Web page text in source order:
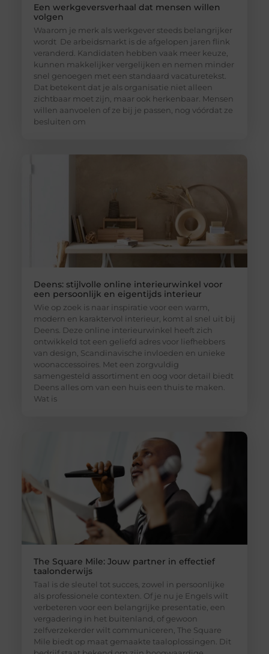
Een werkgeversverhaal dat mensen willen
volgen
Waarom je merk als werkgever steeds belangrijker
wordt De arbeidsmarkt is de afgelopen jaren flink
veranderd. Kandidaten hebben vaak meer keuze,
kunnen makkelijker vergelijken en nemen minder
snel genoegen met een standaard vacaturetekst.
Dat betekent dat je als organisatie niet alleen
zichtbaar moet zijn, maar ook herkenbaar. Mensen
willen aanvoelen of ze bij je passen, nog vóórdat ze
besluiten om
Deens: stijlvolle online interieurwinkel voor
een persoonlijk en eigentijds interieur
Wie op zoek is naar inspiratie voor een warm,
modern en karaktervol interieur, komt al snel uit bij
Deens. Deze online interieurwinkel heeft zich
ontwikkeld tot een geliefd adres voor liefhebbers
van design, Scandinavische invloeden en unieke
woonaccessoires. Met een zorgvuldig
samengesteld assortiment en oog voor detail biedt
Deens alles om van een huis een thuis te maken.
Wat is
The Square Mile: Jouw partner in effectief
taalonderwijs
Taal is de sleutel tot succes, zowel in persoonlijke
als professionele contexten. Of je nu je Engels wilt
verbeteren voor een belangrijke presentatie, een
vergadering in het buitenland, of gewoon
zelfverzekerder wilt communiceren, The Square
Mile biedt op maat gemaakte taaloplossingen. Dit